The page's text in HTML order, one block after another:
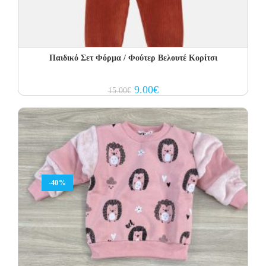
Παιδικό Σετ Φόρμα / Φούτερ Βελουτέ Κορίτσι
15.00€ Original
price
15.00€.
9.00€Current
price
9.00€.
-40%